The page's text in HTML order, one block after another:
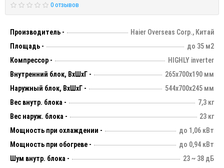
0 отзывов
Производитель -
Haier Overseas Corp., Китай
Площадь -
до 35 м2
Компрессор -
HIGHLY inverter
Внутренний блок, ВхШхГ -
265х700х190 мм
Наружный блок, ВхШхГ -
544х700х245 мм
Вес внутр. блока -
7,3 кг
Вес наруж. блока -
23 кг
Мощность при охлаждении -
до 1,06 кВт
Мощность при обогреве -
до 0,94 кВт
Шум внутр. блока -
23 ~ 38 дБ